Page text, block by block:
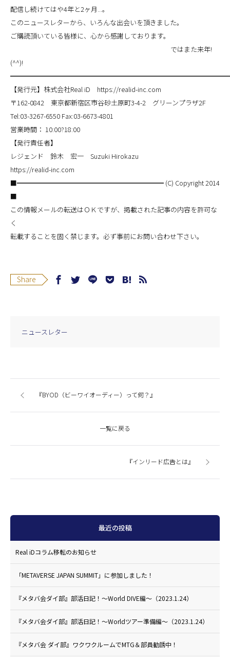
配信し続けてはや4年と2ヶ月...。
このニュースレターから、いろんな出会いを頂きました。
ご購読頂いている皆様に、心から感謝しております。
ではまた来年!
(^^)!
【発行元】株式会社Real iD https://realid-inc.com
〒162-0842 東京都新宿区市谷砂土原町3-4-2 グリーンプラザ2F
Tel:03-3267-6550 Fax:03-6673-4801
営業時間： 10:00?18:00
【発行責任者】
レジェンド 鈴木 宏一 Suzuki Hirokazu
https://realid-inc.com
■━━━━━━━━━━━━━━━━━━━━━━ (C) Copyright 2014
■
この情報メールの転送はＯＫですが、掲載された記事の内容を許可な
く
転載することを固く禁じます。必ず事前にお問い合わせ下さい。
Share
ニュースレター
『BYOD（ビーワイオーディー）って何？』
一覧に戻る
『インリード広告とは』
最近の投稿
Real iDコラム移転のお知らせ
「METAVERSE JAPAN SUMMIT」に参加しました！
『メタバ会ダイ部』部活日記！〜World DIVE編〜（2023.1.24）
『メタバ会ダイ部』部活日記！〜Worldツアー準備編〜（2023.1.24）
『メタバ会 ダイ部』ワクワクルームでMTG＆部員勧誘中！